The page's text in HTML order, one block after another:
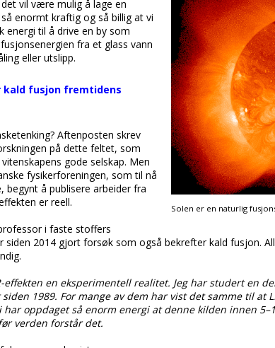
Solen er en naturlig
vil være mulig å lage en
enormt kraftig og så billig at vi
energi til å drive en by som
fra et glass vann
eller utslipp.
kald fusjon fremtidens
Aftenposten skrev
på dette feltet, som
gode selskap. Men
fysikerforeningen, som til nå
begynt å publisere arbeider fra
er reell.
i faste stoffers
siden 2014 gjort forsøk som også bekrefter kald fusjon.
effekten en eksperimentell realitet. Jeg har studert en
1989. For mange av dem har vist det samme til at
har oppdaget så enorm energi at denne kilden innen
verden forstår det.